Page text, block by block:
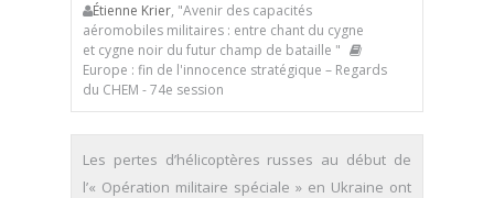
Étienne Krier, "Avenir des capacités
aéromobiles militaires : entre chant du cygne
et cygne noir du futur champ de bataille "
Europe : fin de l'innocence stratégique – Regards
du CHEM - 74e session
Les pertes d’hélicoptères russes au début de
l’« Opération militaire spéciale » en Ukraine ont